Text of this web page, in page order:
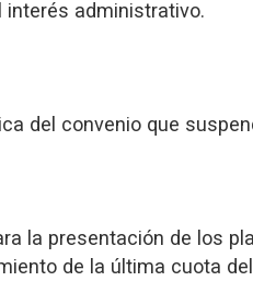
administrativo.
del convenio que
la presentación de los
de la última cuota